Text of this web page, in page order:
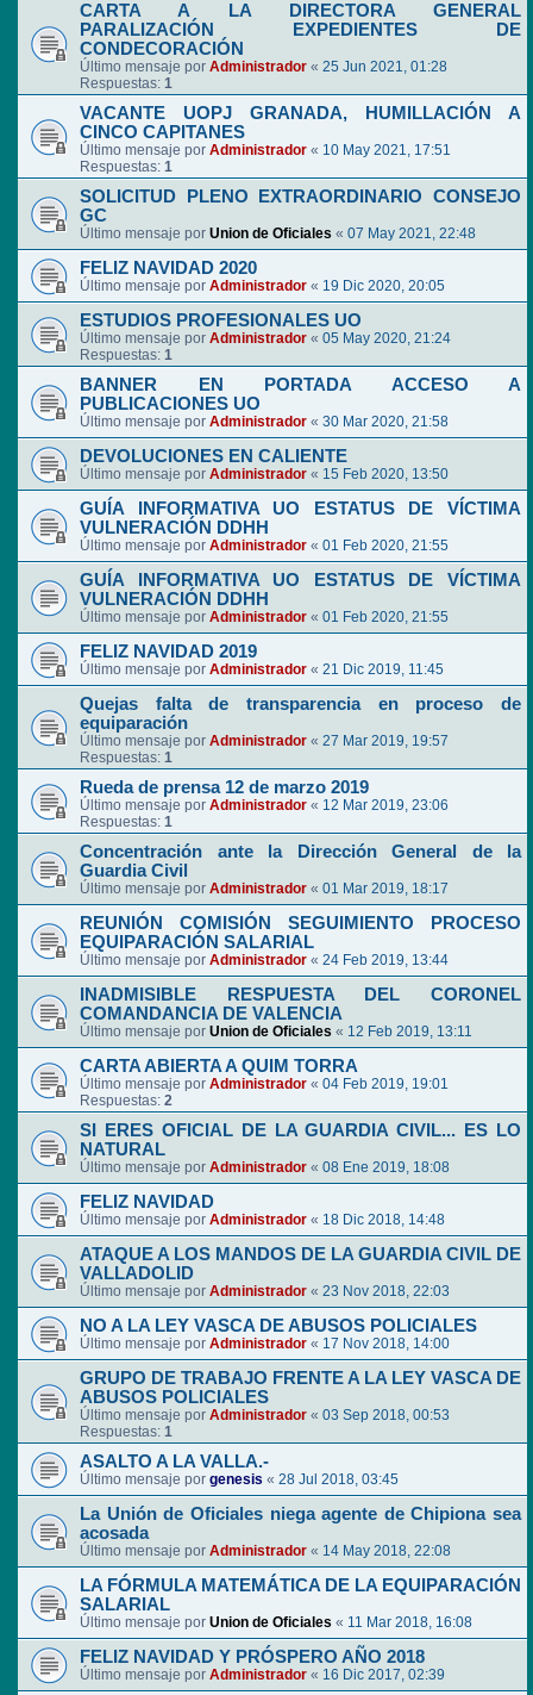
CARTA A LA DIRECTORA GENERAL
PARALIZACIÓN EXPEDIENTES DE
CONDECORACIÓN
Último mensaje por Administrador « 25 Jun 2021, 01:28
Respuestas: 1
VACANTE UOPJ GRANADA, HUMILLACIÓN A
CINCO CAPITANES
Último mensaje por Administrador « 10 May 2021, 17:51
Respuestas: 1
SOLICITUD PLENO EXTRAORDINARIO CONSEJO
GC
Último mensaje por Union de Oficiales « 07 May 2021, 22:48
FELIZ NAVIDAD 2020
Último mensaje por Administrador « 19 Dic 2020, 20:05
ESTUDIOS PROFESIONALES UO
Último mensaje por Administrador « 05 May 2020, 21:24
Respuestas: 1
BANNER EN PORTADA ACCESO A
PUBLICACIONES UO
Último mensaje por Administrador « 30 Mar 2020, 21:58
DEVOLUCIONES EN CALIENTE
Último mensaje por Administrador « 15 Feb 2020, 13:50
GUÍA INFORMATIVA UO ESTATUS DE VÍCTIMA
VULNERACIÓN DDHH
Último mensaje por Administrador « 01 Feb 2020, 21:55
GUÍA INFORMATIVA UO ESTATUS DE VÍCTIMA
VULNERACIÓN DDHH
Último mensaje por Administrador « 01 Feb 2020, 21:55
FELIZ NAVIDAD 2019
Último mensaje por Administrador « 21 Dic 2019, 11:45
Quejas falta de transparencia en proceso de
equiparación
Último mensaje por Administrador « 27 Mar 2019, 19:57
Respuestas: 1
Rueda de prensa 12 de marzo 2019
Último mensaje por Administrador « 12 Mar 2019, 23:06
Respuestas: 1
Concentración ante la Dirección General de la
Guardia Civil
Último mensaje por Administrador « 01 Mar 2019, 18:17
REUNIÓN COMISIÓN SEGUIMIENTO PROCESO
EQUIPARACIÓN SALARIAL
Último mensaje por Administrador « 24 Feb 2019, 13:44
INADMISIBLE RESPUESTA DEL CORONEL
COMANDANCIA DE VALENCIA
Último mensaje por Union de Oficiales « 12 Feb 2019, 13:11
CARTA ABIERTA A QUIM TORRA
Último mensaje por Administrador « 04 Feb 2019, 19:01
Respuestas: 2
SI ERES OFICIAL DE LA GUARDIA CIVIL... ES LO
NATURAL
Último mensaje por Administrador « 08 Ene 2019, 18:08
FELIZ NAVIDAD
Último mensaje por Administrador « 18 Dic 2018, 14:48
ATAQUE A LOS MANDOS DE LA GUARDIA CIVIL DE
VALLADOLID
Último mensaje por Administrador « 23 Nov 2018, 22:03
NO A LA LEY VASCA DE ABUSOS POLICIALES
Último mensaje por Administrador « 17 Nov 2018, 14:00
GRUPO DE TRABAJO FRENTE A LA LEY VASCA DE
ABUSOS POLICIALES
Último mensaje por Administrador « 03 Sep 2018, 00:53
Respuestas: 1
ASALTO A LA VALLA.-
Último mensaje por genesis « 28 Jul 2018, 03:45
La Unión de Oficiales niega agente de Chipiona sea
acosada
Último mensaje por Administrador « 14 May 2018, 22:08
LA FÓRMULA MATEMÁTICA DE LA EQUIPARACIÓN
SALARIAL
Último mensaje por Union de Oficiales « 11 Mar 2018, 16:08
FELIZ NAVIDAD Y PRÓSPERO AÑO 2018
Último mensaje por Administrador « 16 Dic 2017, 02:39